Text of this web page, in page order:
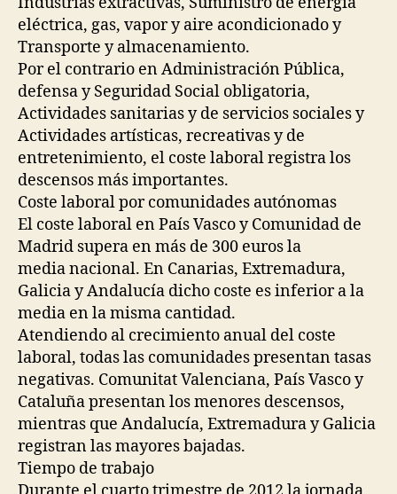
eléctrica, gas, vapor y aire acondicionado y
Transporte y almacenamiento.
Por el contrario en Administración Pública,
defensa y Seguridad Social obligatoria,
Actividades sanitarias y de servicios sociales y
Actividades artísticas, recreativas y de
entretenimiento, el coste laboral registra los
descensos más importantes.
Coste laboral por comunidades autónomas
El coste laboral en País Vasco y Comunidad de
Madrid supera en más de 300 euros la
media nacional. En Canarias, Extremadura,
Galicia y Andalucía dicho coste es inferior a la
media en la misma cantidad.
Atendiendo al crecimiento anual del coste
laboral, todas las comunidades presentan tasas
negativas. Comunitat Valenciana, País Vasco y
Cataluña presentan los menores descensos,
mientras que Andalucía, Extremadura y Galicia
registran las mayores bajadas.
Tiempo de trabajo